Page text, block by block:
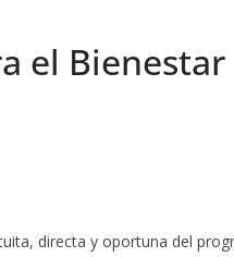
el Bienestar
directa y oportuna del